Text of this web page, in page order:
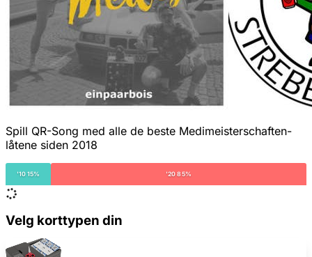
Spill QR-Song med alle de beste Medimeisterschaften-
låtene siden 2018
'10 15% '20 85%
Velg korttypen din